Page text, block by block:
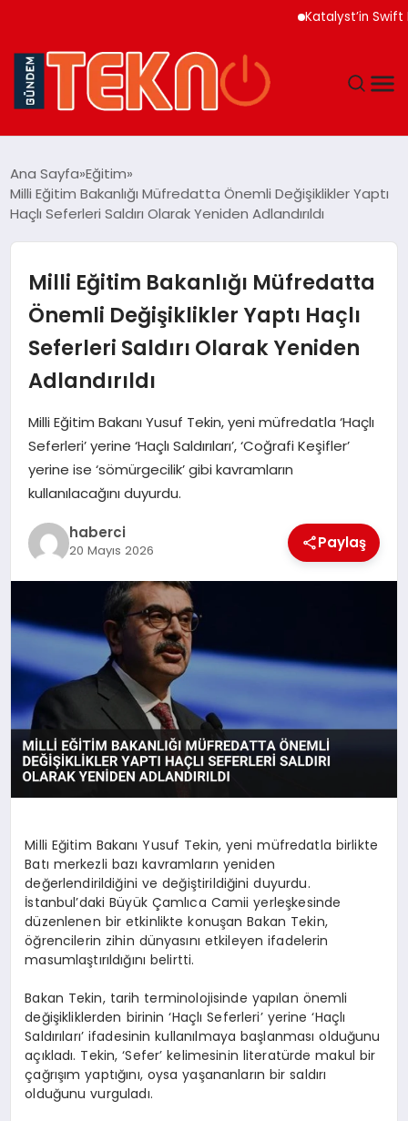
Katalyst’in Swift
GÜNDEM
EĞITIM
EKONOMI
SAĞLIK
SIYASET
SPOR
YAŞAM
Ana Sayfa Eğitim
Milli Eğitim Bakanlığı Müfredatta Önemli Değişiklikler Yaptı
Haçlı Seferleri Saldırı Olarak Yeniden Adlandırıldı
Milli Eğitim Bakanlığı Müfredatta
Önemli Değişiklikler Yaptı Haçlı
Seferleri Saldırı Olarak Yeniden
Adlandırıldı
Milli Eğitim Bakanı Yusuf Tekin, yeni müfredatla ‘Haçlı
Seferleri’ yerine ‘Haçlı Saldırıları’, ‘Coğrafi Keşifler’
yerine ise ‘sömürgecilik’ gibi kavramların
kullanılacağını duyurdu.
haberci
20 Mayıs 2026 Paylaş
Milli Eğitim Bakanı Yusuf Tekin, yeni müfredatla birlikte
Batı merkezli bazı kavramların yeniden
değerlendirildiğini ve değiştirildiğini duyurdu.
İstanbul’daki Büyük Çamlıca Camii yerleşkesinde
düzenlenen bir etkinlikte konuşan Bakan Tekin,
öğrencilerin zihin dünyasını etkileyen ifadelerin
masumlaştırıldığını belirtti.
Bakan Tekin, tarih terminolojisinde yapılan önemli
değişikliklerden birinin ‘Haçlı Seferleri’ yerine ‘Haçlı
Saldırıları’ ifadesinin kullanılmaya başlanması olduğunu
açıkladı. Tekin, ‘Sefer’ kelimesinin literatürde makul bir
çağrışım yaptığını, oysa yaşananların bir saldırı
olduğunu vurguladı.